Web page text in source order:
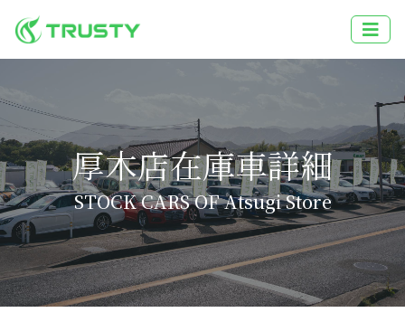
厚木店在庫車詳細
STOCK CARS OF Atsugi Store